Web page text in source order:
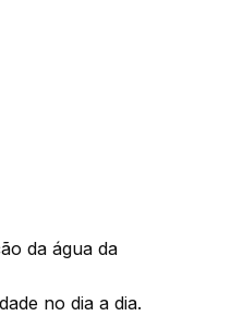
da água da
no dia a dia.